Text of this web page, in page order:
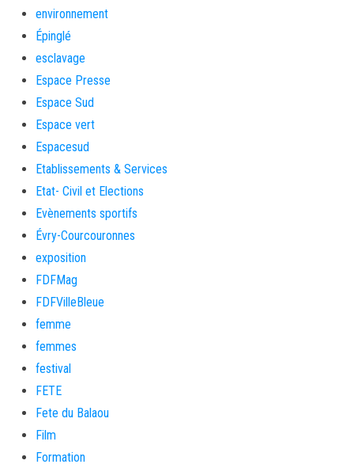
environnement
Épinglé
esclavage
Espace Presse
Espace Sud
Espace vert
Espacesud
Etablissements & Services
Etat- Civil et Elections
Evènements sportifs
Évry-Courcouronnes
exposition
FDFMag
FDFVilleBleue
femme
femmes
festival
FETE
Fete du Balaou
Film
Formation